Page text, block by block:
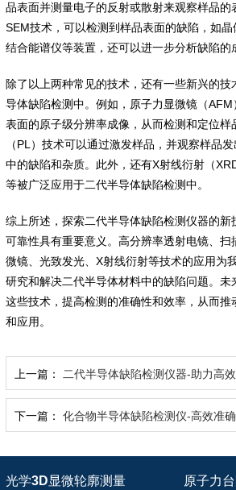
品表面并测量电子的反射或散射来观察样品的
SEM技术，可以检测到样品表面的缺陷，如晶
结合能谱仪等装置，还可以进一步分析缺陷的
除了以上两种常见的技术，还有一些新兴的
导体缺陷检测中。例如，原子力显微镜（
表面的原子级分辨率成像，从而检测和定位样
（PL）技术可以通过激发样品，并观察样品
中的缺陷和杂质。此外，还有X射线衍射（
等被广泛应用于二代半导体缺陷检测中。
综上所述，探索二代半导体缺陷检测仪器的新
可靠性具有重要意义。高分辨率透射电镜、扫
微镜、光致发光、X射线衍射等技术的应用为
研究和解决二代半导体材料中的缺陷问题。未
这些技术，提高检测的准确性和效率，从而推
和应用。
上一篇： 二代半导体缺陷检测仪器-助力高
下一篇： 化合物半导体缺陷检测仪-高效准确的瑕疵识别
光学3D显微轮廓测量 原子力